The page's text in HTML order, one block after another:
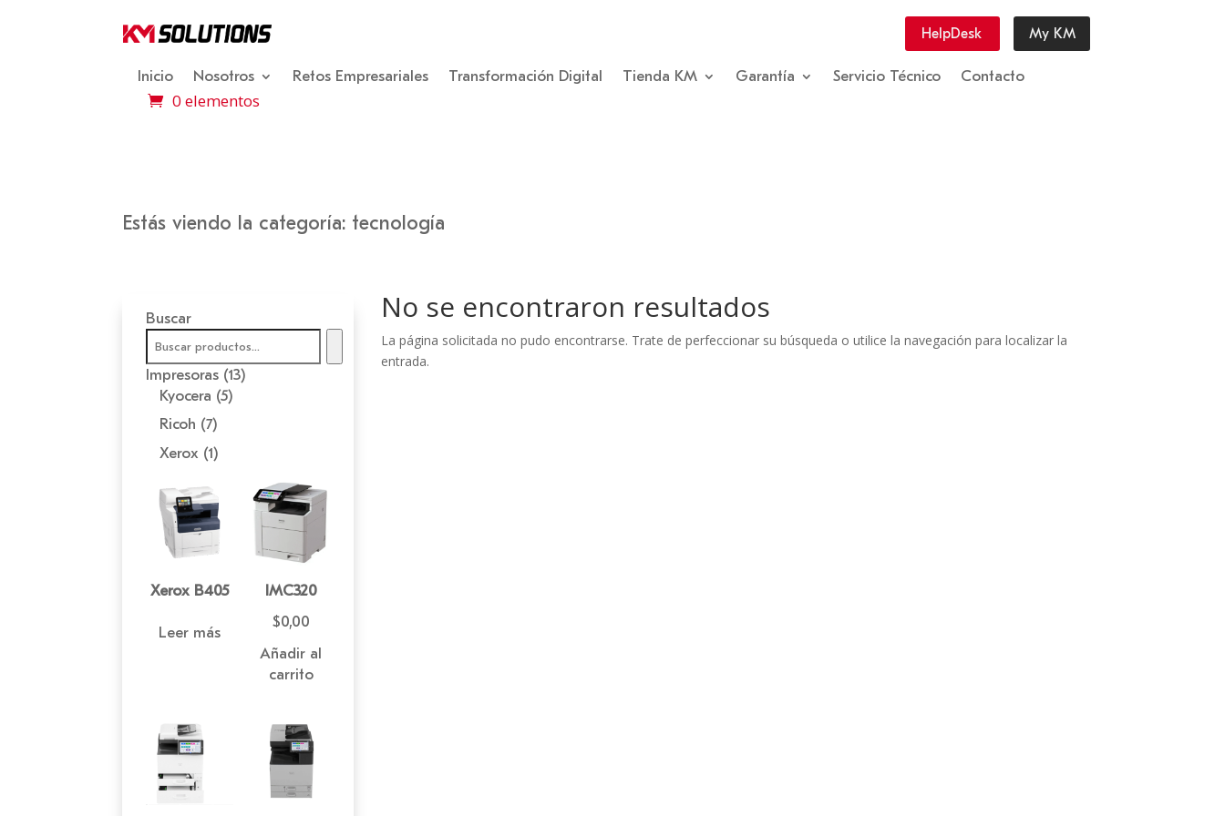
HelpDesk My KM
Inicio Nosotros Retos Empresariales Transformación Digital Tienda KM Garantía Servicio Técnico Contacto
0 elementos
Estás viendo la categoría: tecnología
Buscar
Impresoras 1313
Kyocera 55
Ricoh 77
productos
Xerox 11
Xerox B405
Leer más
IMC320
$0,00
Añadir al
carrito
No se encontraron resultados
La página solicitada no pudo encontrarse. Trate de perfeccionar su búsqueda o utilice la navegación para localizar la
entrada.